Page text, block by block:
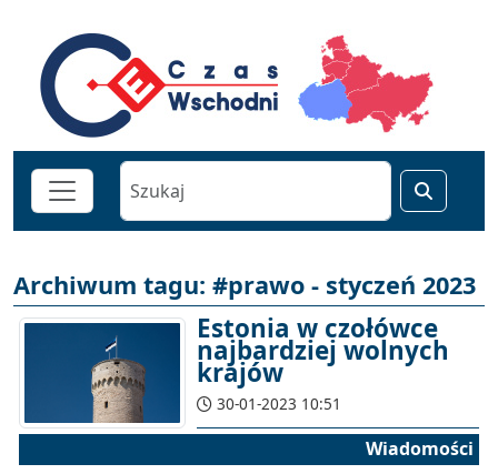
Archiwum tagu: #prawo - styczeń 2023
Estonia w czołówce
najbardziej wolnych
krajów
30-01-2023 10:51
Wiadomości